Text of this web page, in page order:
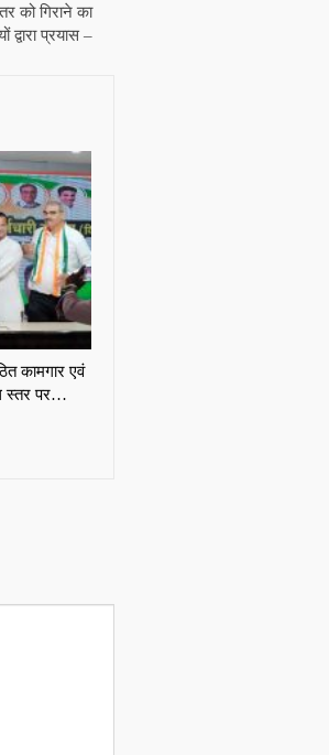
को गिराने का
द्वारा प्रयास –
कामगार एवं
स्तर पर…